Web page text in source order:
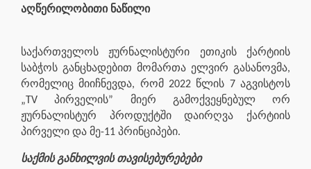
აღწერილობითი ნაწილი
საქართველოს ჟურნალისტური ეთიკის ქარტიის
საბჭოს განცხადებით მომართა ელვირ გასანოვმა,
რომელიც მიიჩნევდა, რომ 2022 წლის 7 აგვისტოს
„TV პირველის” მიერ გამოქვეყნებულ ორ
ჟურნალისტურ პროდუქტში დაირღვა ქარტიის
პირველი და მე-11 პრინციპები.
საქმის განხილვის თავისებურებები